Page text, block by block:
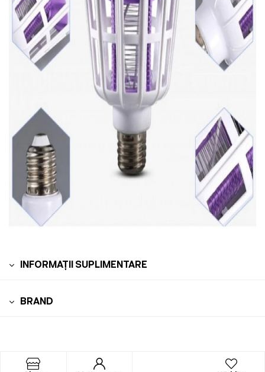
INFORMAȚII SUPLIMENTARE
BRAND